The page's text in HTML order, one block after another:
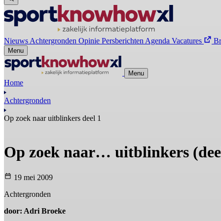
Nieuws Achtergronden Opinie Persberichten Agenda Vacatures
Menu
Menu
Home
Achtergronden
Op zoek naar uitblinkers deel 1
Op zoek naar… uitblinkers
19 mei 2009
Achtergronden
door: Adri Broeke